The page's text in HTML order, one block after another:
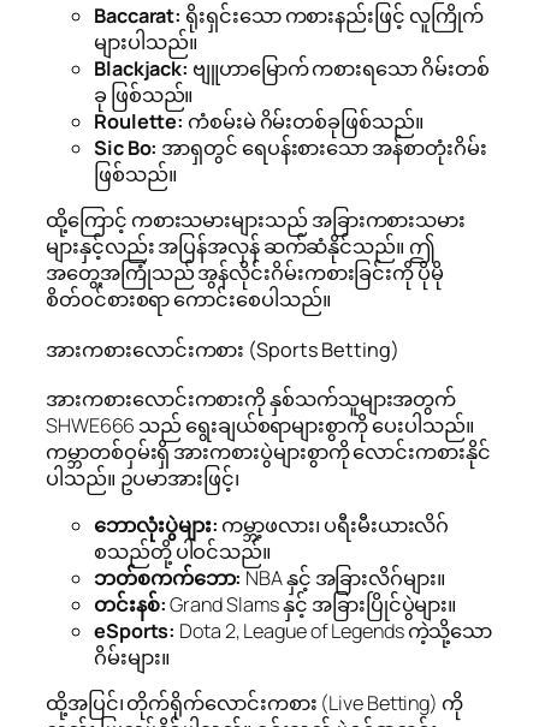
Baccarat: ရိုးရှင်းသော ကစားနည်းဖြင့် လူကြိုက်
များပါသည်။
Blackjack: ဗျူဟာမြောက် ကစားရသော ဂိမ်းတစ်
ခု ဖြစ်သည်။
Roulette: ကံစမ်းမဲ ဂိမ်းတစ်ခုဖြစ်သည်။
Sic Bo: အာရှတွင် ရေပန်းစားသော အန်စာတုံးဂိမ်း
ဖြစ်သည်။
ထို့ကြောင့် ကစားသမားများသည် အခြားကစားသမား
များနှင့်လည်း အပြန်အလှန် ဆက်ဆံနိုင်သည်။ ဤ
အတွေ့အကြုံသည် အွန်လိုင်းဂိမ်းကစားခြင်းကို ပိုမို
စိတ်ဝင်စားစရာ ကောင်းစေပါသည်။
အားကစားလောင်းကစား (Sports Betting)
အားကစားလောင်းကစားကို နှစ်သက်သူများအတွက်
SHWE666 သည် ရွေးချယ်စရာများစွာကို ပေးပါသည်။
ကမ္ဘာတစ်ဝှမ်းရှိ အားကစားပွဲများစွာကို လောင်းကစားနိုင်
ပါသည်။ ဥပမာအားဖြင့်၊
ဘောလုံးပွဲများ: ကမ္ဘာ့ဖလား၊ ပရီးမီးယားလိဂ်
စသည်တို့ ပါဝင်သည်။
ဘတ်စကက်ဘော:NBA နှင့် အခြားလိဂ်များ။
တင်းနစ်:Grand Slams နှင့် အခြားပြိုင်ပွဲများ။
eSports: Dota 2, League of Legends ကဲ့သို့သော
ဂိမ်းများ။
ထို့အပြင်၊ တိုက်ရိုက်လောင်းကစား (Live Betting) ကို